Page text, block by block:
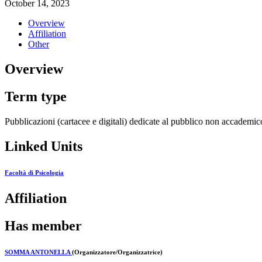
October 14, 2023
Overview
Affiliation
Other
Overview
Term type
Pubblicazioni (cartacee e digitali) dedicate al pubblico non
Linked Units
Facoltà di Psicologia
Affiliation
Has member
SOMMA ANTONELLA (Organizzatore/Organizzatrice)